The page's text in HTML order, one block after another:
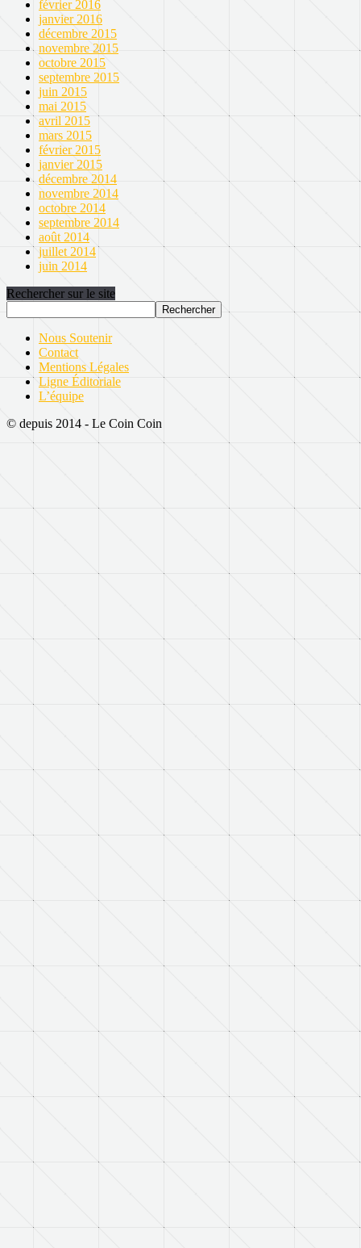
février 2016
janvier 2016
décembre 2015
novembre 2015
octobre 2015
septembre 2015
juin 2015
mai 2015
avril 2015
mars 2015
février 2015
janvier 2015
décembre 2014
novembre 2014
octobre 2014
septembre 2014
août 2014
juillet 2014
juin 2014
Rechercher sur le site
Nous Soutenir
Contact
Mentions Légales
Ligne Éditoriale
L’équipe
© depuis 2014 - Le Coin Coin